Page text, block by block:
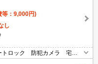
等：9,000円)
し
ロック 防犯カメラ 宅配
燥機